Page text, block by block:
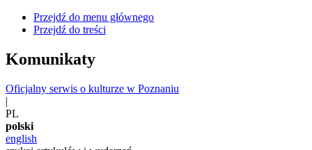
Przejdź do menu głównego
Przejdź do treści
Komunikaty
Oficjalny serwis o kulturze w Poznaniu
|
PL
polski
english